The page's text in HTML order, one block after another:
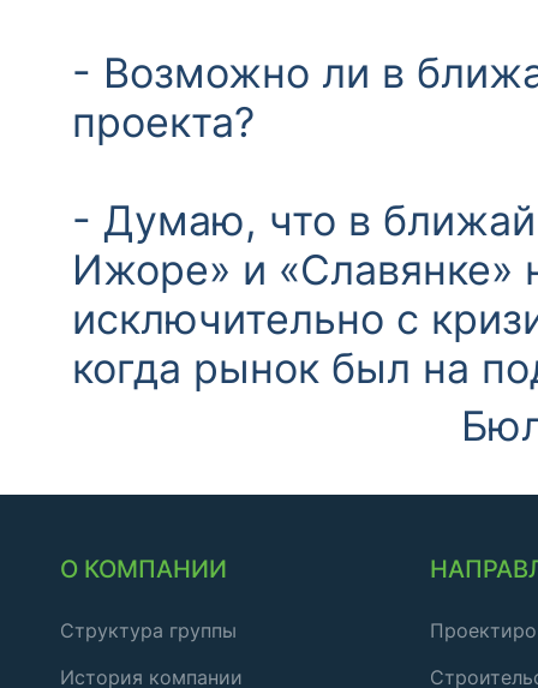
- Возможно ли в
проекта?
- Думаю, что в
Ижоре» и «Славянке»
исключительно с
когда рынок был на
О КОМПАНИИ
Структура группы
История компании